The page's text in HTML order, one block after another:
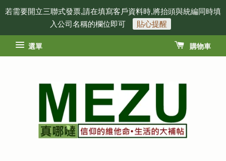
若需要開立三聯式發票,請在填寫客戶資料時,將抬頭與統編同時填
入公司名稱的欄位即可
貼心提醒
選單 購物車